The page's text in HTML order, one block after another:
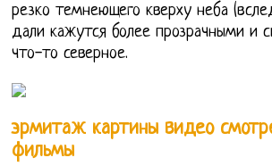
резко темнеющего кверху неба
дали кажутся более прозрачными и
что-то северное.
эрмитаж картины видео
фильмы